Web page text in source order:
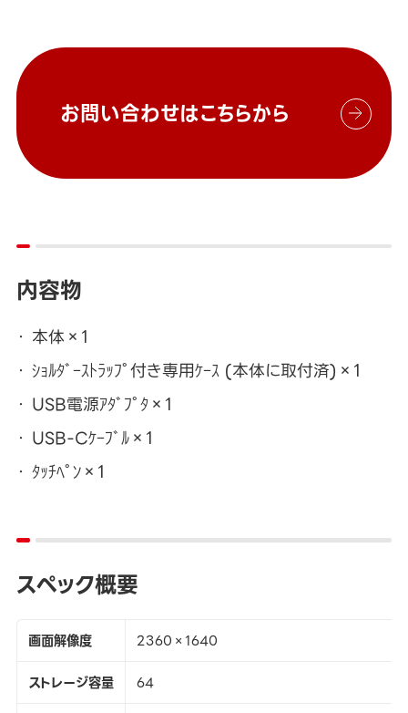
お問い合わせはこちらから
内容物
本体×1
ｼｮﾙﾀﾞｰｽﾄﾗｯﾌﾟ付き専用ｹｰｽ (本体に取付済)×1
USB電源ｱﾀﾞﾌﾟﾀ×1
USB-Cｹｰﾌﾞﾙ×1
ﾀｯﾁﾍﾟﾝ×1
スペック概要
画面解像度
2360×1640
ストレージ容量
64